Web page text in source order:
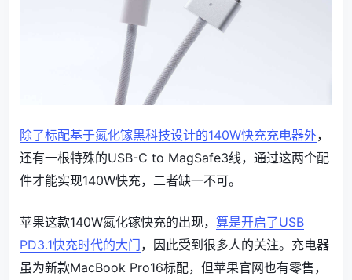
除了标配基于氮化镓黑科技设计的140W快充充电器外，
还有一根特殊的USB-C to MagSafe3线，通过这两个配
件才能实现140W快充，二者缺一不可。
苹果这款140W氮化镓快充的出现， 算是开启了USB
PD3.1快充时代的大门，因此受到很多人的关注。充电器
虽为新款MacBook Pro16标配，但苹果官网也有零售，